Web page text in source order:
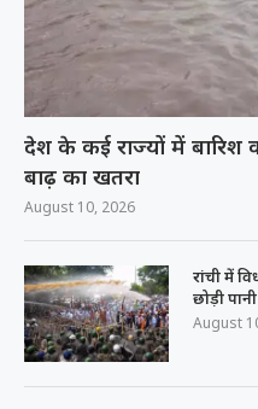
देश के कई राज्यों में
बाढ़ का खतरा
August 10, 2026
रांची में
छोड़ी
August